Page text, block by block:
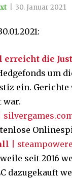
30. Januar 2021
erreicht die
um
ein.
war.
|
|
seit 2016
dazugekauft